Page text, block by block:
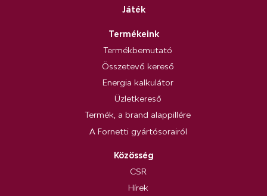
Játék
Termékeink
Termékbemutató
Összetevő kereső
Energia kalkulátor
Üzletkereső
Termék, a brand alappillére
A Fornetti gyártósorairól
Közösség
CSR
Hírek